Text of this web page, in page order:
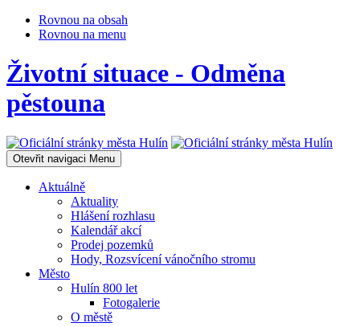
Rovnou na obsah
Rovnou na menu
Životní situace - Odměna
pěstouna
Otevřit navigaci Menu
Aktuálně
Aktuality
Hlášení rozhlasu
Kalendář akcí
Prodej pozemků
Hody, Rozsvícení vánočního stromu
Město
Hulín 800 let
Fotogalerie
O městě